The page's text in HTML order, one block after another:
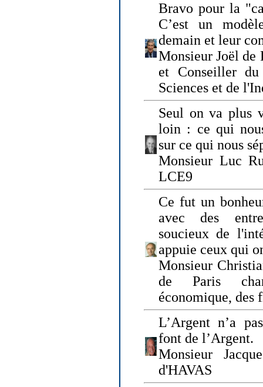
Bravo pour la
C’est un
demain et leur
Monsieur Joël de
et Conseiller
Sciences et de
Seul on va plus
loin : ce qui
sur ce qui nous
Monsieur Luc
LCE9
Ce fut un
avec des
soucieux de
appuie ceux qui
Monsieur
de Paris
économique, des
L’Argent n’a
font de l’Argent.
Monsieur
d'HAVAS